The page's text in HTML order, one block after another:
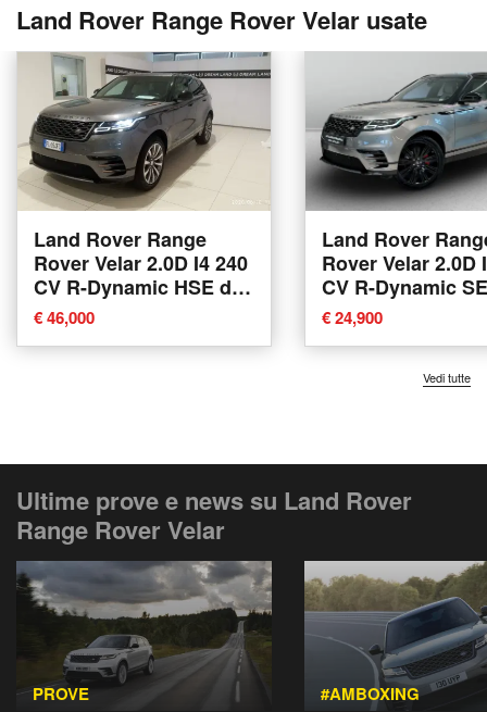
Land Rover Range Rover Velar usate
Land Rover Range
Rover Velar 2.0D I4 240
CV R-Dynamic HSE del
2017 usata a Agliana
€ 46,000
Land Rover
Rover Velar 2.0D
CV R-Dynamic
2019 usata a
€ 24,900
Vedi tutte
Ultime prove e news su Land Rover
Range Rover Velar
PROVE #AMBOXING